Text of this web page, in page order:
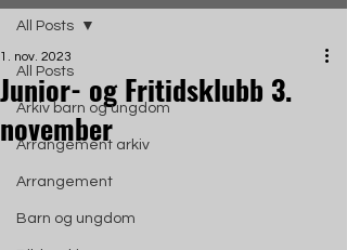
Fr
All Posts
Arkiv barn og ungdom
Arrangement arkiv
Arrangement
Barn og ungdom
All Posts
Junior- og Fritidsklubb 3.
november
1. nov. 2023